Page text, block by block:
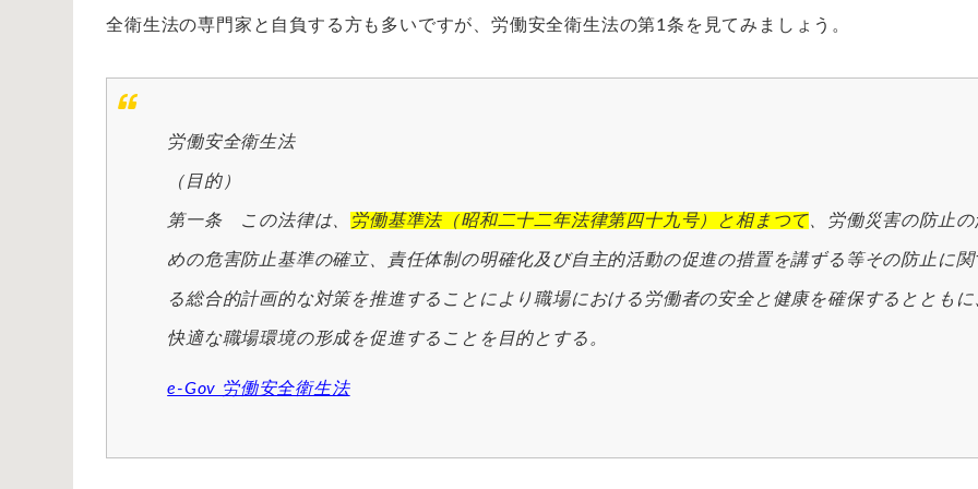
全衛生法の専門家と自負する方も多いですが、労働安全衛生法の第1条を見てみましょう。
労働安全衛生法
（目的）
第一条 この法律は、 労働基準法（昭和二十二年法律第四十九号）と相まつて、労働災害の防止の
めの危害防止基準の確立、責任体制の明確化及び自主的活動の促進の措置を講ずる等その防止に関
る総合的計画的な対策を推進することにより職場における労働者の安全と健康を確保するとともに
快適な職場環境の形成を促進することを目的とする。
e-Gov 労働安全衛生法